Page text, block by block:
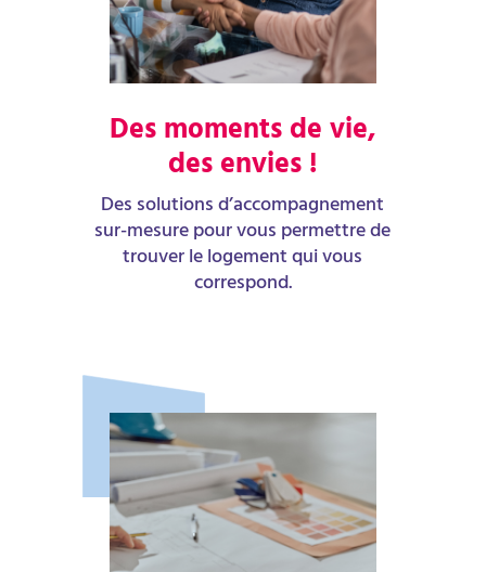
Des moments de vie,
des envies !
Des solutions d’accompagnement
sur-mesure pour vous permettre de
trouver le logement qui vous
correspond.